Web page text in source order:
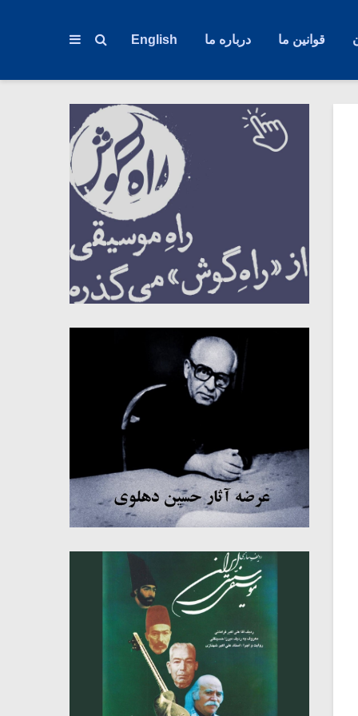
قوانین ما درباره ما English
میکلوش روژا